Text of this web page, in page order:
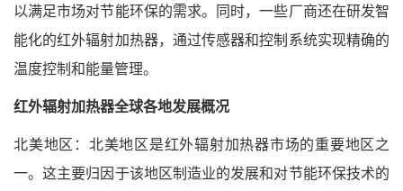
以满足市场对节能环保的需求。同时，一些厂商还在研发智
能化的红外辐射加热器，通过传感器和控制系统实现精确的
温度控制和能量管理。
红外辐射加热器全球各地发展概况
北美地区：北美地区是红外辐射加热器市场的重要地区之
一。这主要归因于该地区制造业的发展和对节能环保技术的